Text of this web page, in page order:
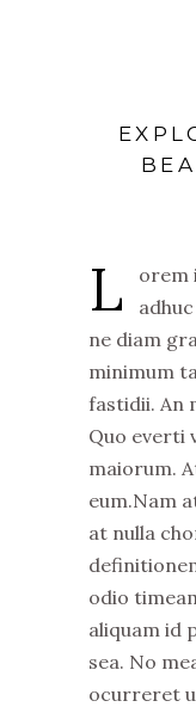
L
orem
ne diam
minimum
fastidii. An
Quo everti
maiorum.
eum.Nam
at nulla
odio
aliquam id
sea. No
ocurreret